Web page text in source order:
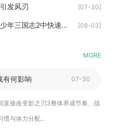
发风刃 [07-30]
有没有什么攻略可以帮助在少年三国志2中快速积累经验 [08-03]
MORE
有何影响 07-30
直接改变影之刃3整体养成节奏、战
惯与体力分配...